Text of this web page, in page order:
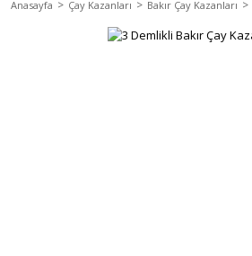
Anasayfa Çay Kazanları Bakır Çay Kazanları